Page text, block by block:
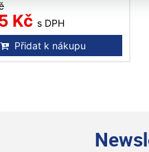
Kč s DPH
Přidat k nákupu